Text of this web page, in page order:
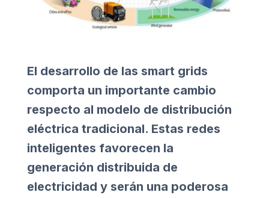
El desarrollo de las smart grids
comporta un importante cambio
respecto al modelo de distribución
eléctrica tradicional. Estas redes
inteligentes favorecen la
generación distribuida de
electricidad y serán una poderosa